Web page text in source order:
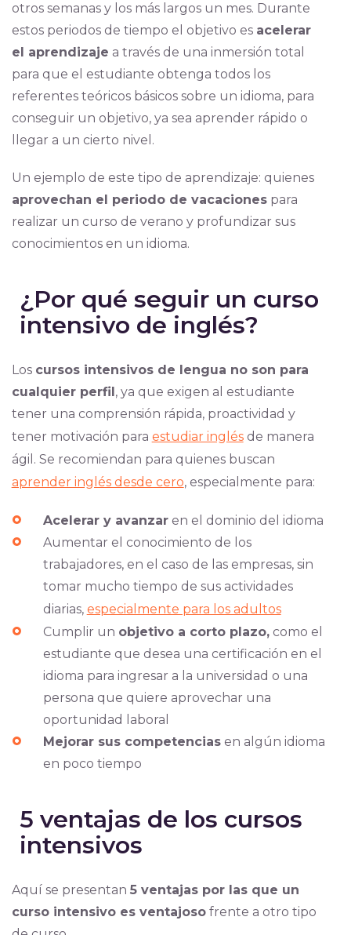
otros semanas y los más largos un mes. Durante
estos periodos de tiempo el objetivo es acelerar
el aprendizaje a través de una inmersión total
para que el estudiante obtenga todos los
referentes teóricos básicos sobre un idioma, para
conseguir un objetivo, ya sea aprender rápido o
llegar a un cierto nivel.
Un ejemplo de este tipo de aprendizaje: quienes
aprovechan el periodo de vacacionespara
realizar un curso de verano y profundizar sus
conocimientos en un idioma.
¿Por qué seguir un curso
intensivo de inglés?
Los cursos intensivos de lengua no son para
cualquier perfil, ya que exigen al estudiante
tener una comprensión rápida, proactividad y
tener motivación para estudiar inglésde manera
ágil. Se recomiendan para quienes buscan
aprender inglés desde cero, especialmente para:
Acelerar y avanzaren el dominio del idioma
Aumentar el conocimiento de los
trabajadores, en el caso de las empresas, sin
tomar mucho tiempo de sus actividades
diarias, especialmente para los adultos
Cumplir un objetivo a corto plazo,como el
estudiante que desea una certificación en el
idioma para ingresar a la universidad o una
persona que quiere aprovechar una
oportunidad laboral
Mejorar sus competenciasen algún idioma
en poco tiempo
5 ventajas de los cursos
intensivos
Aquí se presentan 5 ventajas por las que un
curso intensivo es ventajosofrente a otro tipo